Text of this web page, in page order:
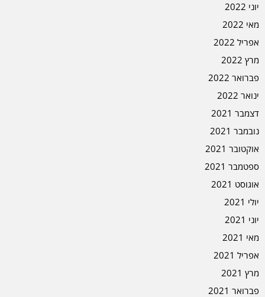
יוני 2022
מאי 2022
אפריל 2022
מרץ 2022
פברואר 2022
ינואר 2022
דצמבר 2021
נובמבר 2021
אוקטובר 2021
ספטמבר 2021
אוגוסט 2021
יולי 2021
יוני 2021
מאי 2021
אפריל 2021
מרץ 2021
פברואר 2021